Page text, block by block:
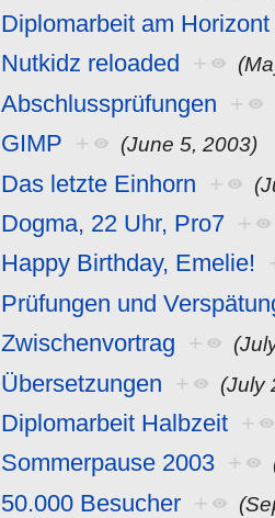
Diplomarbeit am Horizont
Nutkidz reloaded
+
Abschlussprüfungen +
GIMP + (June 5, 2003)
Das letzte Einhorn +
Dogma, 22 Uhr, Pro7 +
Happy Birthday, Emelie!
Prüfungen und
Zwischenvortrag +
Übersetzungen + (July
Diplomarbeit Halbzeit +
Sommerpause 2003 +
50.000 Besucher +